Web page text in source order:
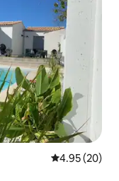
平均评分
4.95 (20)